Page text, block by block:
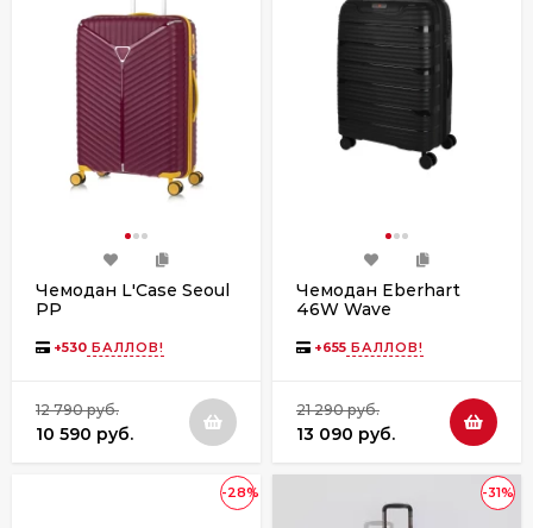
Чемодан L'Case Seoul
PP
+530 БАЛЛОВ!
12 790 руб.
10 590 руб.
Чемодан Eberhart
46W Wave
+655 БАЛЛОВ!
21 290 руб.
13 090 руб.
-28% -31%